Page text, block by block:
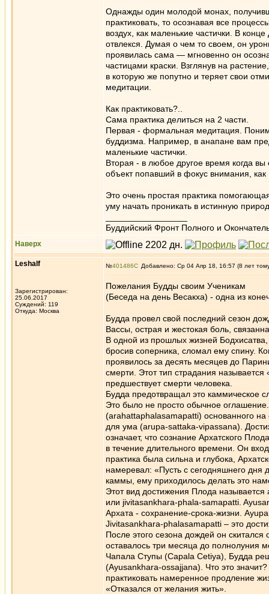
Однажды один молодой монах,
практиковать, то осознавая все
воздух, как маленькие частички. В
отвлекся. Думая о чем то своем, он
проявилась сама — мгновенно он
частицами краски. Взглянув на
в которую же попутно и теряет свои
медитации.
Как практиковать?..
Сама практика делиться на 2 части.
Первая - формальная медитация.
буддизма. Например, в анапане вам
маленькие частички.
Вторая - в любое другое время когда
объект попавший в фокус внимания, как
Это очень простая практика
уму начать проникать в истинную
Буддийский Фронт Полного и
Наверх
Leshalf
Зарегистрирован:
25.06.2017
Суждений: 119
Откуда: Москва
№401486 Добавлено: Ср 04 Апр 18, 16:57 (8 лет
Пожелания Будды своим Ученикам
(Беседа на день Весакха) - одна из
Будда провел свой последний сезон
Вассы, острая и жестокая боль,
В одной из прошлых жизней
бросив соперника, сломал ему спину.
проявилось за десять месяцев до
смерти. Этот тип страдания
предшествует смерти человека.
Будда предотвращал это каммическое
Это было не просто обычное
(arahattaphalasamаpatti) основанного
для ума (arupa-sattaka-vipassanа).
означает, что сознание Архатского
в течение длительного времени. Он
практика была сильна и глубока,
намеревал: «Пусть с сегодняшнего дня
каммы, ему приходилось делать это
Этот вид достижения Плода
или jivitasankhаra-phala-samаpatti.
Архата - сохранение-срока-жизни.
Jivitasankhаra-phalasamаpatti – это
После этого сезона дождей он скитался
оставалось три месяца до полнолуния
Чапала Ступы (Cаpаla Cetiya), Будда
(Аyusankhаra-ossajjana). Что это
практиковать намеренное продление
«Отказался от желания жить».